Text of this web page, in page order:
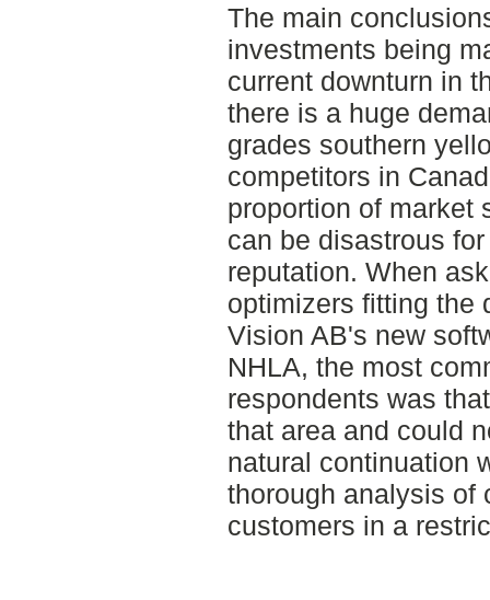
The main
investments being
current downturn in
there is a huge
grades southern
competitors in
proportion of market
can be disastrous
reputation. When
optimizers fitting the
Vision AB's new
NHLA, the most
respondents was
that area and could
natural continuation
thorough analysis of
customers in a